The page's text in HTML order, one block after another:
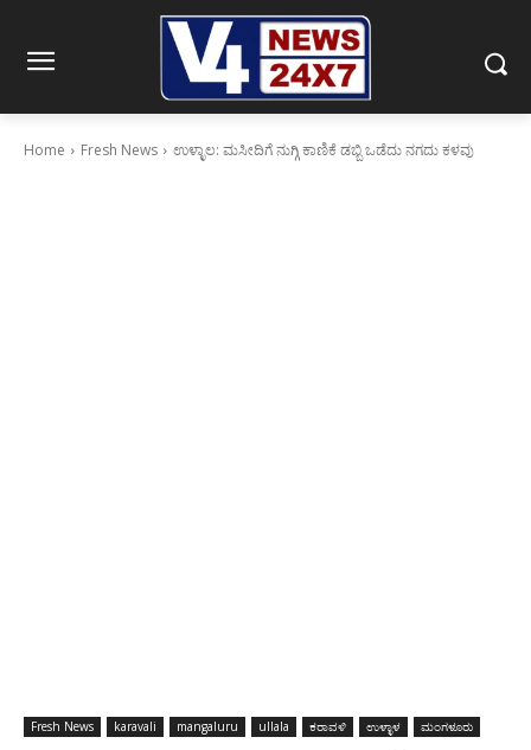
Home Fresh News ಉಳ್ಳಾಲ: ಮಸೀದಿಗೆ ನುಗ್ಗಿ ಕಾಣಿಕೆ ಡಬ್ಬಿ ಒಡೆದು ನಗದು ಕಳವು
Fresh News karavali mangaluru ullala ಕರಾವಳಿ ಉಳ್ಳಾಳ ಮಂಗಳೂರು